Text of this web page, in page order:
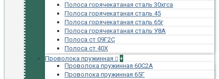
Полоса горячекатаная сталь 30хгса
Полоса горячекатаная сталь 45
Полоса горячекатаная сталь 65г
Полоса горячекатаная сталь У8А
Полоса ст 09Г2С
Полоса ст 40Х
Проволока пружинная
+
Проволока пружинная 60С2А
Проволока пружинная 65Г